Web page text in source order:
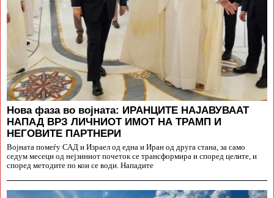
Нова фаза во војната: ИРАНЦИТЕ НАЈАВУВААТ
НАПАД ВРЗ ЛИЧНИОТ ИМОТ НА ТРАМП И
НЕГОВИТЕ ПАРТНЕРИ
Војната помеѓу САД и Израел од една и Иран од друга стана, за само
седум месеци од нејзиниот почеток се трансформира и според целите, и
според методите по кои се води. Нападите